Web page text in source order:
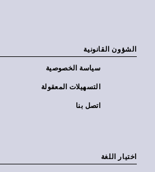
الشؤون القانونية
سياسة الخصوصية
التسهيلات المعقولة
اتصل بنا
اختيار اللغة